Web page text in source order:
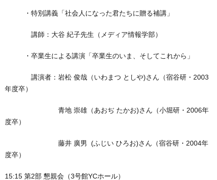
・特別講義「社会人になった君たちに贈る補講」
講師：大谷 紀子先生（メディア情報学部）
・卒業生による講演「卒業生のいま、そしてこれから」
講演者：岩松 俊哉（いわまつ としや)さん（宿谷研・2003
年度卒）
青地 崇雄（あおぢ たかお)さん（小堀研・2006年
度卒）
藤井 廣男 (ふじい ひろお)さん（宿谷研・2004年
度卒）
15:15 第2部 懇親会（3号館YCホール）